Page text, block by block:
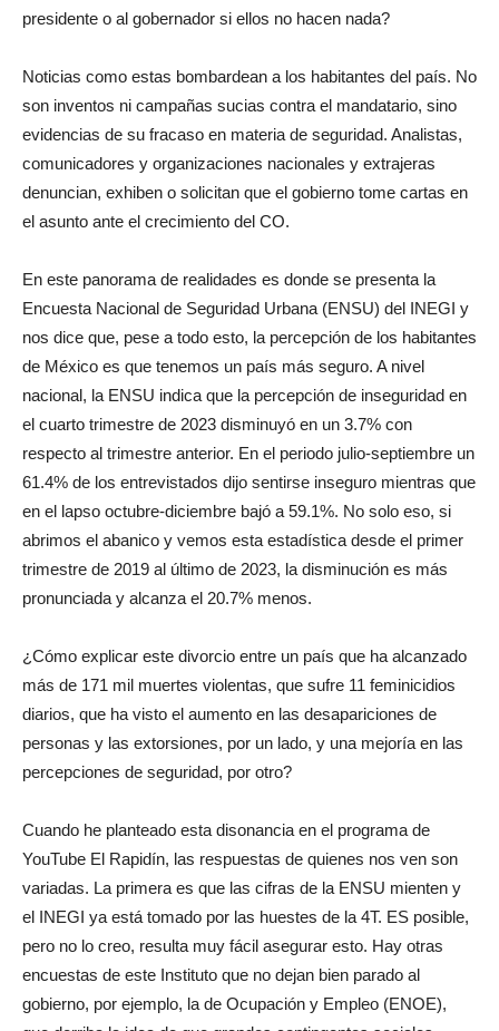
presidente o al gobernador si ellos no hacen nada?
Noticias como estas bombardean a los habitantes del país. No
son inventos ni campañas sucias contra el mandatario, sino
evidencias de su fracaso en materia de seguridad. Analistas,
comunicadores y organizaciones nacionales y extrajeras
denuncian, exhiben o solicitan que el gobierno tome cartas en
el asunto ante el crecimiento del CO.
En este panorama de realidades es donde se presenta la
Encuesta Nacional de Seguridad Urbana (ENSU) del INEGI y
nos dice que, pese a todo esto, la percepción de los habitantes
de México es que tenemos un país más seguro. A nivel
nacional, la ENSU indica que la percepción de inseguridad en
el cuarto trimestre de 2023 disminuyó en un 3.7% con
respecto al trimestre anterior. En el periodo julio-septiembre un
61.4% de los entrevistados dijo sentirse inseguro mientras que
en el lapso octubre-diciembre bajó a 59.1%. No solo eso, si
abrimos el abanico y vemos esta estadística desde el primer
trimestre de 2019 al último de 2023, la disminución es más
pronunciada y alcanza el 20.7% menos.
¿Cómo explicar este divorcio entre un país que ha alcanzado
más de 171 mil muertes violentas, que sufre 11 feminicidios
diarios, que ha visto el aumento en las desapariciones de
personas y las extorsiones, por un lado, y una mejoría en las
percepciones de seguridad, por otro?
Cuando he planteado esta disonancia en el programa de
YouTube El Rapidín, las respuestas de quienes nos ven son
variadas. La primera es que las cifras de la ENSU mienten y
el INEGI ya está tomado por las huestes de la 4T. ES posible,
pero no lo creo, resulta muy fácil asegurar esto. Hay otras
encuestas de este Instituto que no dejan bien parado al
gobierno, por ejemplo, la de Ocupación y Empleo (ENOE),